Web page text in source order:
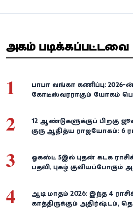
அதிகம் படிக்கப்பட்டவை
1
பாபா வங்கா கணிப்பு: 2026-
கோடீஸ்வரராகும் யோகம்
2
12 ஆண்டுகளுக்குப் பிறகு
குரு ஆதித்ய ராஜயோகம்: 6
3
ஓகஸ்ட் 5இல் புதன் கடக
பதவி, புகழ் குவியப்போகும்
4
ஆடி மாதம் 2026: இந்த 4
காத்திருக்கும் அதிர்ஷ்டம்,